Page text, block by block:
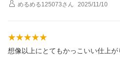
めるめる125073さん 2025/11/10
想像以上にとてもかっこいい仕上が